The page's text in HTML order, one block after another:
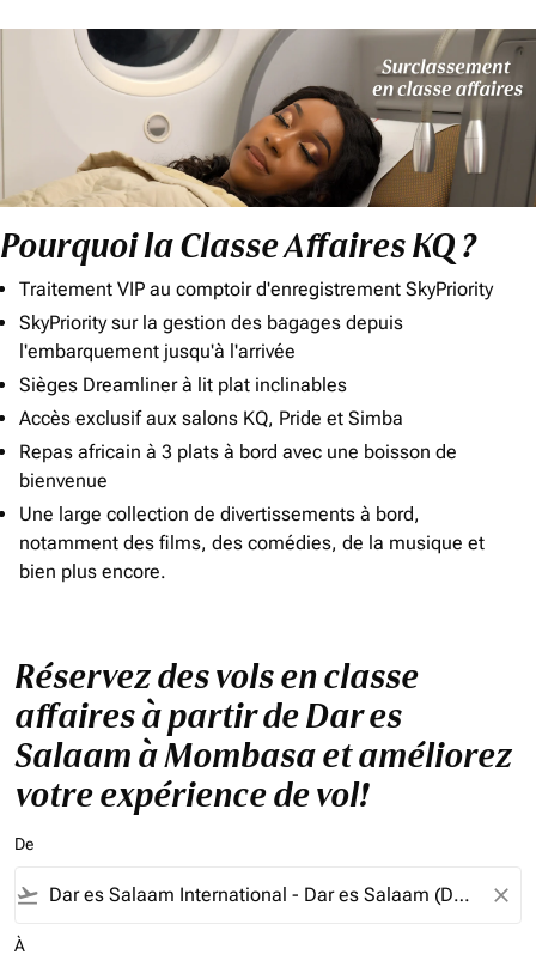
Pourquoi la Classe Affaires KQ ?
Traitement VIP au comptoir d'enregistrement SkyPriority
SkyPriority sur la gestion des bagages depuis
l'embarquement jusqu'à l'arrivée
Sièges Dreamliner à lit plat inclinables
Accès exclusif aux salons KQ, Pride et Simba
Repas africain à 3 plats à bord avec une boisson de
bienvenue
Une large collection de divertissements à bord,
notamment des films, des comédies, de la musique et
bien plus encore.
Réservez des vols en classe
affaires à partir de Dar es
Salaam à Mombasa et améliorez
votre expérience de vol!
De
flight_takeoff close
À